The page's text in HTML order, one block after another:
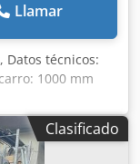
Llamar
, Datos técnicos:
1000 mm
620
entre
en el
mm Peso
Clasificado